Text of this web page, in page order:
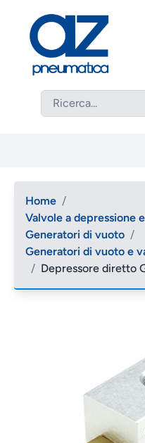
Home /
Valvole a depressione
Generatori di vuoto /
Generatori di vuoto e
/ Depressore diretto